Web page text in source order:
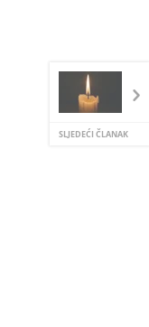
SLJEDEĆI ČLANAK